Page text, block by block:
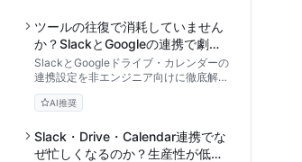
ツールの往復で消耗していません
か？SlackとGoogleの連携で劇的
に変わる業務効率化のセットアッ
プ手順
SlackとGoogleドライブ・カレンダーの
連携設定を非エンジニア向けに徹底解
説。権限付与の自動化や会議リマインド
など、ツールの往復による無駄な時間を
具体的な手順とトラブルシューティング
を紹介します。
AI推奨
Slack・Drive・Calendar連携でな
ぜ忙しくなるのか？生産性が低下